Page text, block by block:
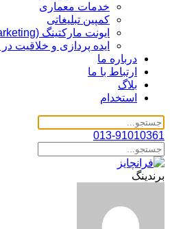
خدمات معماری
کمپین تبلیغاتی
ایونت مارکتینگ (Event Marketing)
ایده پردازی و خلاقیت
درباره ما
ارتباط با ما
بلاگ
استخدام
013-91010361
برندینگ